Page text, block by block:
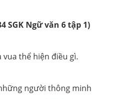
SGK Ngữ văn 6 tập 1)
thể hiện điều gì.
người thông minh